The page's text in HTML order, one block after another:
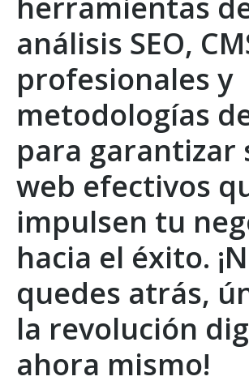
análisis SEO,
profesionales y
metodologías
para garantizar
web efectivos
impulsen tu
hacia el éxito.
quedes atrás,
la revolución
ahora mismo!